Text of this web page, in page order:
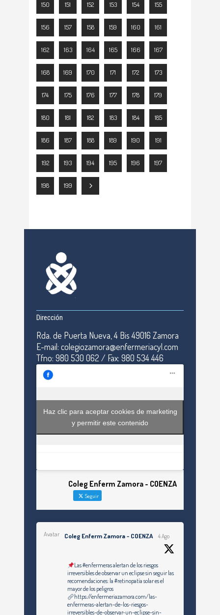
150 151 152 153 154 155
156 157 158 159 160 161
162 163 164 165 166 167
168 169 170 171 172 173
174 175 176 177 178 179
180 181 182 183 184 185
186 187 188 189 190 191
192 193 194 195 196 197
198 199
Dirección
Rda. de Puerta Nueva, 4 Bis 49016 Zamora
E-mail: colegiozamora@enfermeriacyl.com
Tfno: 980 530 062 / Fax: 980 534 446
Haz clic para aceptar cookies de marketing
y permitir este contenido
Coleg Enferm Zamora - COENZA
Seguir
Avatar Coleg Enferm Zamora - COENZA 4 Ago
Las #enfermeras alertan de los riesgos
irreversibles de observar un eclipse sin seguir las
recomendaciones: la #retinopatía solar es el
mayor de los peligros
https://enfermeriazamora.com/las-
enfermeras-alertan-de-los-riesgos-
irreversibles-de-observar-un-eclipse-sin-